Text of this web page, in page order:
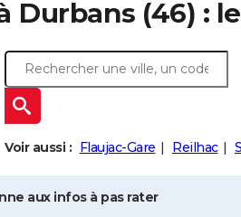
Durbans (46) :
Voir aussi : Flaujac-Gare Reilhac
aux infos à pas rater